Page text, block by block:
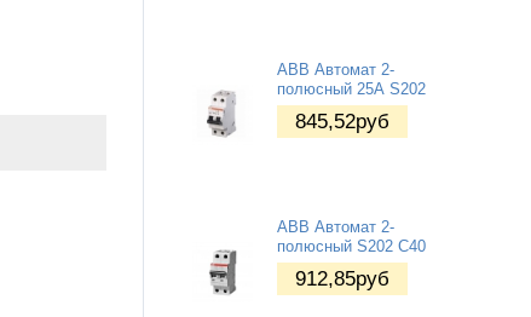
ABB Автомат 2-
полюсный 25А S202
845,52руб
ABB Автомат 2-
полюсный S202 С40
912,85руб